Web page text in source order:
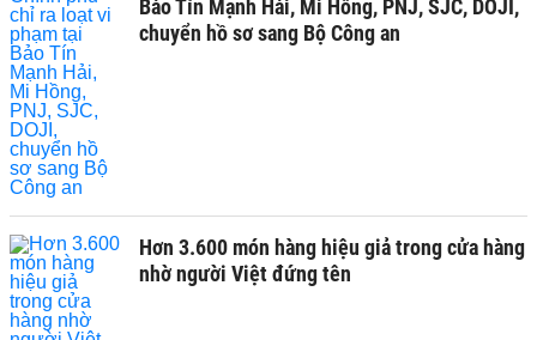
Bảo Tín Mạnh Hải, Mi Hồng, PNJ, SJC, DOJI,
chuyển hồ sơ sang Bộ Công an
Hơn 3.600 món hàng hiệu giả trong cửa hàng
nhờ người Việt đứng tên